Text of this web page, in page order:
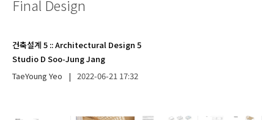
Final Design
건축설계 5 ::Architectural Design 5
Studio D Soo-Jung Jang
TaeYoung Yeo
| 2022-06-21 17:32